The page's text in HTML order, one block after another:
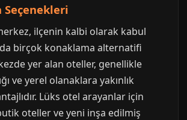
Seçenekleri
ilçenin kalbi olarak kabul
birçok konaklama alternatifi
yer alan oteller, genellikle
ve yerel olanaklara yakınlık
Lüks otel arayanlar için
oteller ve yeni inşa edilmiş